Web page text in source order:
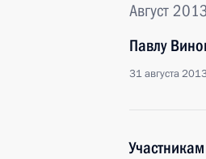
Август
Павлу
31 августа